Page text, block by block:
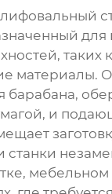
таких
материалы.
и
станки
мебельном